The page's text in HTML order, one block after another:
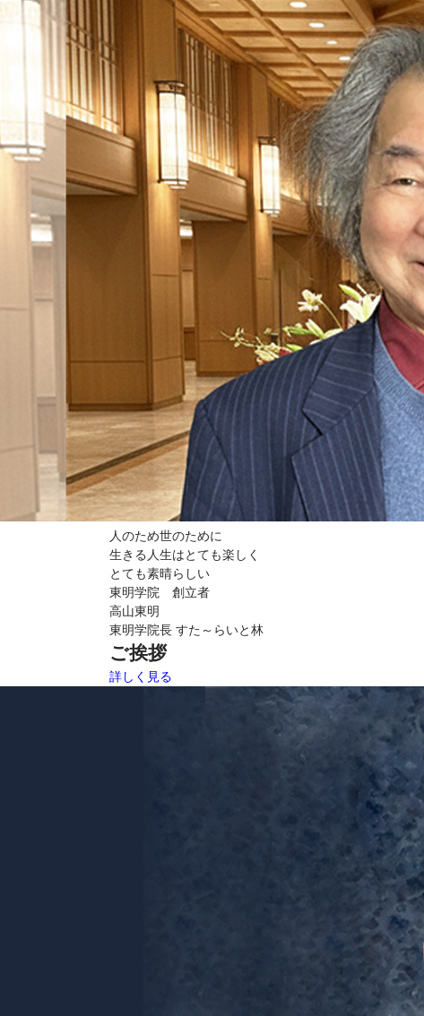
人のため世のために
生きる人生はとても楽しく
とても素晴らしい
東明学院 創立者
高山東明
東明学院長 すた～らいと林
ご挨拶
詳しく見る